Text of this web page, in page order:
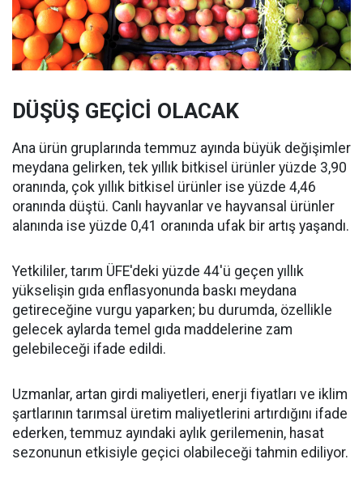
DÜŞÜŞ GEÇİCİ OLACAK
Ana ürün gruplarında temmuz ayında büyük değişimler
meydana gelirken, tek yıllık bitkisel ürünler yüzde 3,90
oranında, çok yıllık bitkisel ürünler ise yüzde 4,46
oranında düştü. Canlı hayvanlar ve hayvansal ürünler
alanında ise yüzde 0,41 oranında ufak bir artış yaşandı.
Yetkililer, tarım ÜFE'deki yüzde 44'ü geçen yıllık
yükselişin gıda enflasyonunda baskı meydana
getireceğine vurgu yaparken; bu durumda, özellikle
gelecek aylarda temel gıda maddelerine zam
gelebileceği ifade edildi.
Uzmanlar, artan girdi maliyetleri, enerji fiyatları ve iklim
şartlarının tarımsal üretim maliyetlerini artırdığını ifade
ederken, temmuz ayındaki aylık gerilemenin, hasat
sezonunun etkisiyle geçici olabileceği tahmin ediliyor.